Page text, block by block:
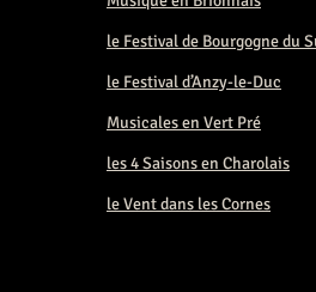
le Festival de Bourgogne du
le Festival d’Anzy-le-Duc
Musicales en Vert Pré
les 4 Saisons en Charolais
le Vent dans les Cornes